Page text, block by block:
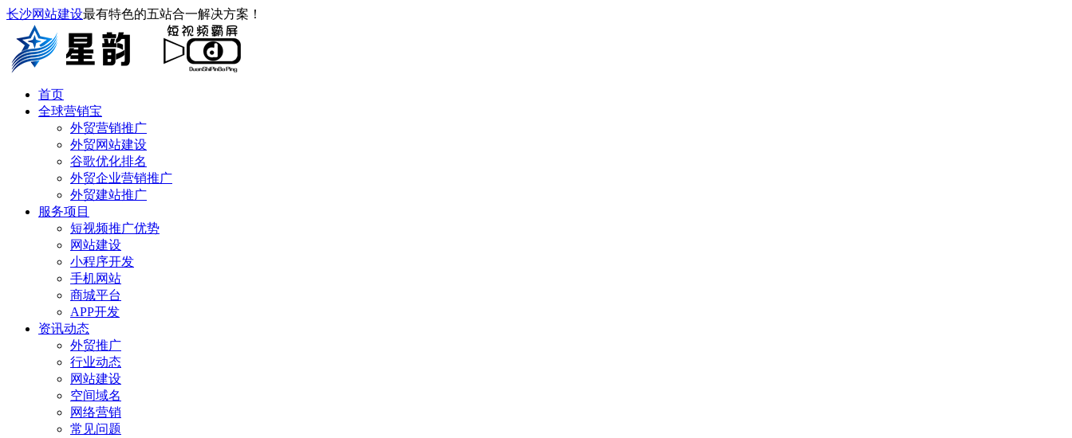
长沙网站建设最有特色的五站合一解决方案！
首页
全球营销宝
外贸营销推广
外贸网站建设
谷歌优化排名
外贸企业营销推广
外贸建站推广
服务项目
短视频推广优势
网站建设
小程序开发
手机网站
商城平台
APP开发
资讯动态
外贸推广
行业动态
网站建设
空间域名
网络营销
常见问题